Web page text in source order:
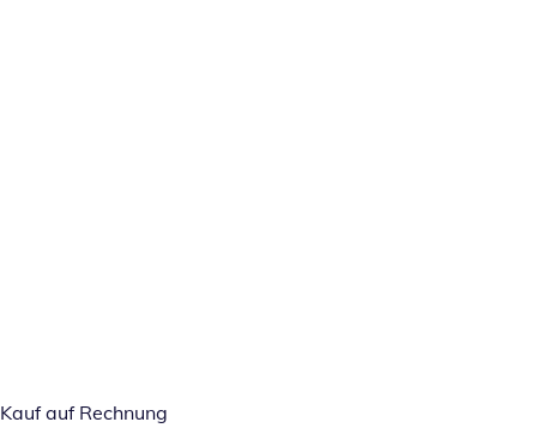
Kauf auf Rechnung